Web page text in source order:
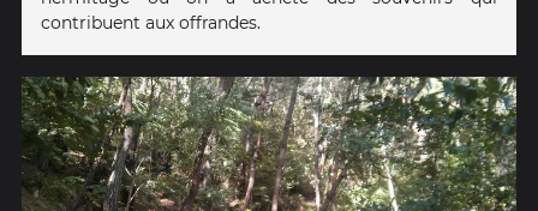
contribuent aux offrandes.